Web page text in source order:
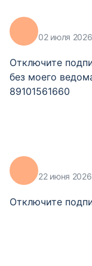
02 июля
Отключите
без моего
89101561660
22 июня
Отключите